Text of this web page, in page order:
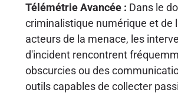
Télémétrie Avancée : Dans le
criminalistique numérique et de
acteurs de la menace, les
d'incident rencontrent
obscurcies ou des
outils capables de collecter